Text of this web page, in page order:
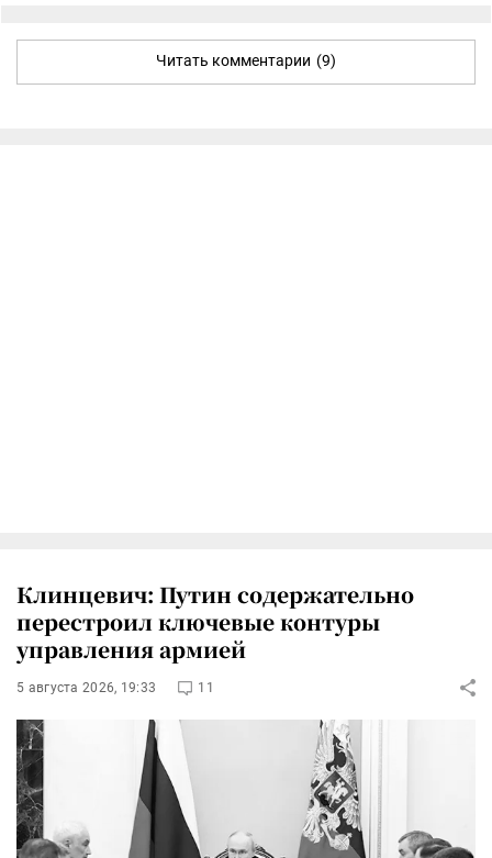
Читать комментарии (9)
Клинцевич: Путин содержательно
перестроил ключевые контуры
управления армией
5 августа 2026, 19:33 11